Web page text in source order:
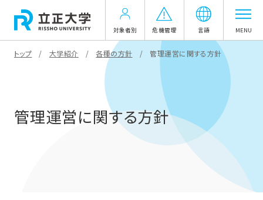
対象者別 危機管理 言語 MENU
トップ 大学紹介 各種の方針 管理運営に関する方針
管理運営に関する方針